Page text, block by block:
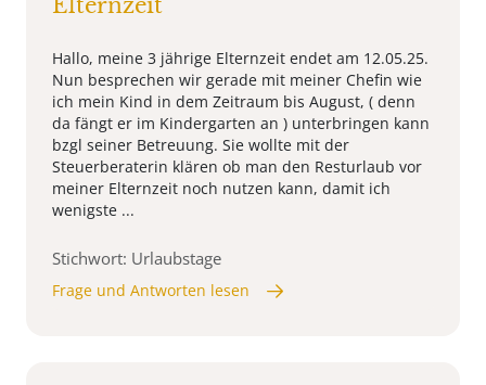
Elternzeit
Hallo, meine 3 jährige Elternzeit endet am 12.05.25.
Nun besprechen wir gerade mit meiner Chefin wie
ich mein Kind in dem Zeitraum bis August, ( denn
da fängt er im Kindergarten an ) unterbringen kann
bzgl seiner Betreuung. Sie wollte mit der
Steuerberaterin klären ob man den Resturlaub vor
meiner Elternzeit noch nutzen kann, damit ich
wenigste ...
Stichwort: Urlaubstage
Frage und Antworten lesen